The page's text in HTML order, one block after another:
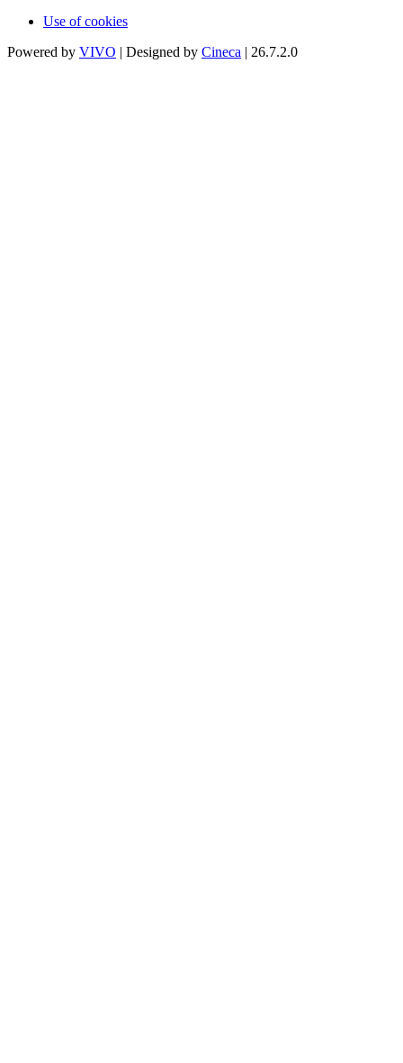
Use of cookies
Powered by VIVO | Designed by Cineca | 26.7.2.0